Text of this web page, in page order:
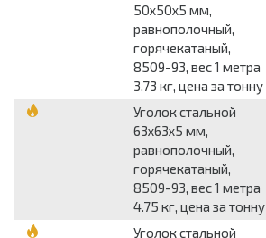
50x50x5 мм,
равнополочный,
горячекатаный,
8509-93, вес 1 метра
3.73 кг, цена за тонну
Уголок стальной
63x63x5 мм,
равнополочный,
горячекатаный,
8509-93, вес 1 метра
4.75 кг, цена за тонну
Уголок стальной